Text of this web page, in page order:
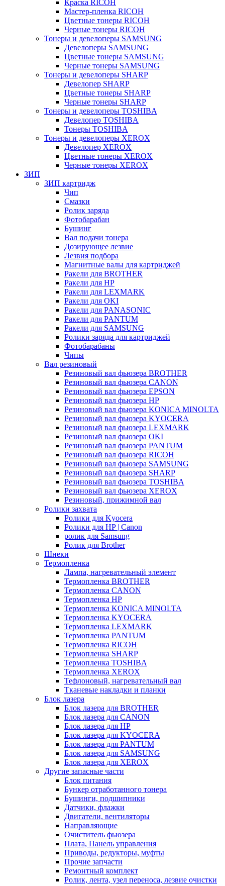
Краска RICOH
Мастер-пленка RICOH
Цветные тонеры RICOH
Черные тонеры RICOH
Тонеры и девелоперы SAMSUNG
Девелоперы SAMSUNG
Цветные тонеры SAMSUNG
Черные тонеры SAMSUNG
Тонеры и девелоперы SHARP
Девелопер SHARP
Цветные тонеры SHARP
Черные тонеры SHARP
Тонеры и девелоперы TOSHIBA
Девелопер TOSHIBA
Тонеры TOSHIBA
Тонеры и девелоперы XEROX
Девелопер XEROX
Цветные тонеры XEROX
Черные тонеры XEROX
ЗИП
ЗИП картридж
Чип
Смазки
Ролик заряда
Фотобарабан
Бушинг
Вал подачи тонера
Дозирующее лезвие
Лезвия подбора
Магнитные валы для картриджей
Ракели для BROTHER
Ракели для HP
Ракели для LEXMARK
Ракели для OKI
Ракели для PANASONIC
Ракели для PANTUM
Ракели для SAMSUNG
Ролики заряда для картриджей
Фотобарабаны
Чипы
Вал резиновый
Резиновый вал фьюзера BROTHER
Резиновый вал фьюзера CANON
Резиновый вал фьюзера EPSON
Резиновый вал фьюзера HP
Резиновый вал фьюзера KONICA MINOLTA
Резиновый вал фьюзера KYOCERA
Резиновый вал фьюзера LEXMARK
Резиновый вал фьюзера OKI
Резиновый вал фьюзера PANTUM
Резиновый вал фьюзера RICOH
Резиновый вал фьюзера SAMSUNG
Резиновый вал фьюзера SHARP
Резиновый вал фьюзера TOSHIBA
Резиновый вал фьюзера XEROX
Резиновый, прижимной вал
Ролики захвата
Ролики для Kyocera
Ролики для HP | Canon
ролик для Samsung
Ролик для Brother
Шнеки
Термопленка
Лампа, нагревательный элемент
Термопленка BROTHER
Термопленка CANON
Термопленка HP
Термопленка KONICA MINOLTA
Термопленка KYOCERA
Термопленка LEXMARK
Термопленка PANTUM
Термопленка RICOH
Термопленка SHARP
Термопленка TOSHIBA
Термопленка XEROX
Тефлоновый, нагревательный вал
Тканевые накладки и планки
Блок лазера
Блок лазера для BROTHER
Блок лазера для CANON
Блок лазера для HP
Блок лазера для KYOCERA
Блок лазера для PANTUM
Блок лазера для SAMSUNG
Блок лазера для XEROX
Другие запасные части
Блок питания
Бункер отработанного тонера
Бушинги, подшипники
Датчики, флажки
Двигатели, вентиляторы
Направляющие
Очиститель фьюзера
Плата, Панель управления
Приводы, редукторы, муфты
Прочие запчасти
Ремонтный комплект
Ролик, лента, узел переноса, лезвие очистки